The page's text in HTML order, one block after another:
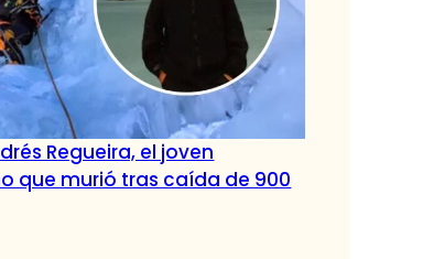
Regueira, el joven
que murió tras caída de 900